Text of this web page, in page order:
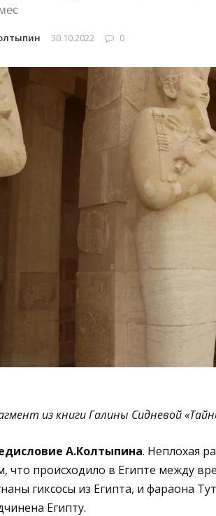
30.10.2022 0
из книги Галины Сидневой
А.Колтыпина. Неплохая
что происходило в Египте между
гиксосы из Египта, и фараона
Египту.